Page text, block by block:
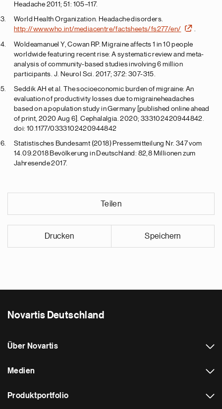
Headache 2011; 51: 105–117.
World Health Organization. Headache disorders.
http://www.who.int/mediacentre/factsheets/fs277/en/
Woldeamanuel Y, Cowan RP. Migraine affects 1 in 10 people
worldwide featuring recent rise: A systematic review and meta-
analysis of community-based studies involving 6 million
participants. J. Neurol Sci. 2017; 372: 307-315.
Seddik AH et al. The socioeconomic burden of migraine: An
evaluation of productivity losses due to migraineheadaches
based on a population study in Germany [published online ahead
of print, 2020 Aug 6]. Cephalalgia. 2020; 333102420944842.
doi: 10.1177/0333102420944842
Statistisches Bundesamt (2018) Pressemitteilung Nr. 347 vom
14.09.2018 Bevölkerung in Deutschland: 82,8 Millionen zum
Jahresende 2017.
Teilen
Drucken Speichern
Novartis Deutschland
Über Novartis
Medien
Produktportfolio